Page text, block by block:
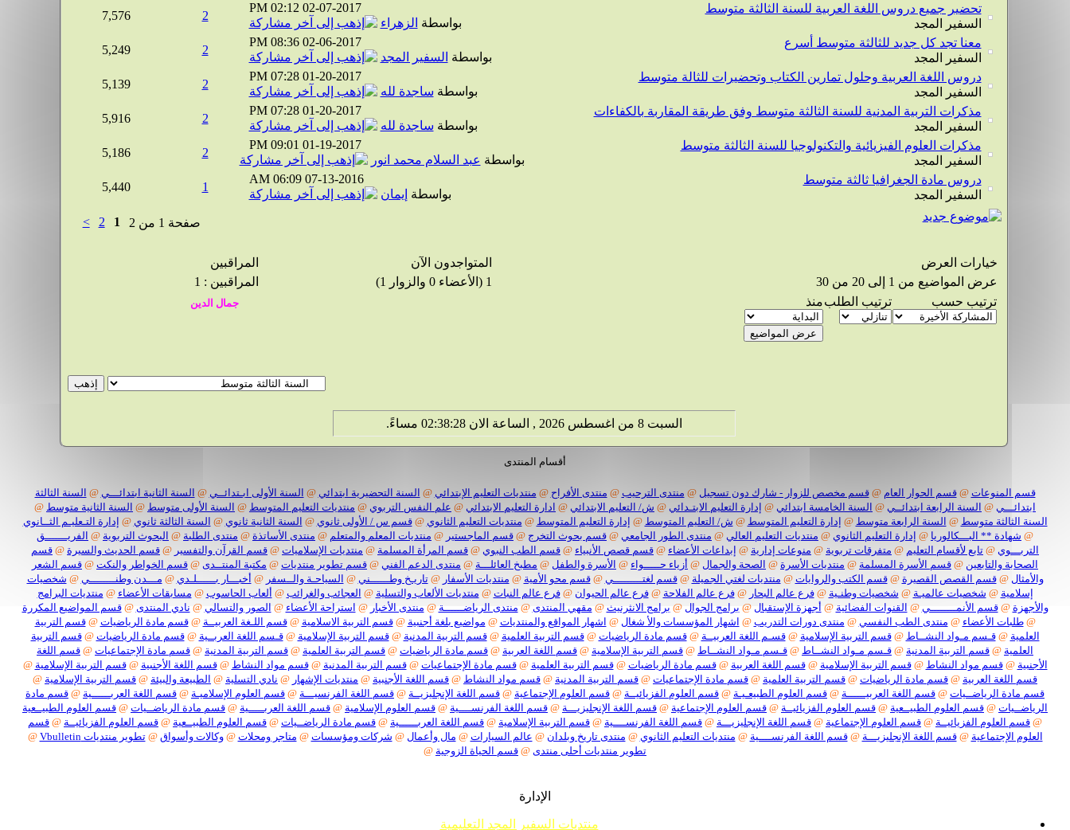
تحضير جميع دروس اللغة العربية للسنة الثالثة متوسط
السفير المجد
02-07-2017
02:12 PM
بواسطة الزهراء
2
7,576
معنا تجد كل جديد للثالثة متوسط أسرع
السفير المجد
02-06-2017
08:36 PM
بواسطة السفير المجد
2
5,249
دروس اللغة العربية وحلول تمارين الكتاب وتحضيرات للثالة متوسط
السفير المجد
01-20-2017
07:28 PM
بواسطة ساجدة لله
2
5,139
مذكرات التربية المدنية للسنة الثالثة متوسط وفق طريقة المقاربة بالكفاءات
السفير المجد
01-20-2017
07:28 PM
بواسطة ساجدة لله
2
5,916
مذكرات العلوم الفيزيائية والتكنولوجيا للسنة الثالثة متوسط
السفير المجد
01-19-2017
09:01 PM
بواسطة عبد السلام محمد انور
2
5,186
دروس مادة الجغرافيا ثالثة متوسط
السفير المجد
07-13-2016
06:09 AM
بواسطة إيمان
1
5,440
صفحة 1 من 2 1
2
>
خيارات العرض المتواجدون الآن
المراقبين
عرض المواضيع من 1 إلى 20 من 30
1 (الأعضاء 0 والزوار 1)
المراقبين : 1
ترتيب حسب
ترتيب الطلبمنذ
السبت 8 من اغسطس 2026 , الساعة الان 02:38:29 مساءً.
أقسام المنتدى
قسم المنوعات @قسم الحوار العام @قسم مخصص للزوار - شارك دون تسجيل @ منتدى الترحيب @ منتدى الأفراح @ منتديات التعليم الإبتدائي @ السنة التحضيرية ابتدائي @ السنة الأولى ابـتدائــي @ السنة الثانية ابتدائـــي @ السنة الثالثة
ابتدائـــي @ السنة الرابعة ابتدائــي @ السنة الخامسة ابتدائي @ إدارة التعليم الابتـدائي @ ش/ التعليم الابتدائي @ ادارة التعليم الابتدائي @ علم النفس التربوي @ منتديات التعليم المتوسط @ السنة الأولى متوسط @ السنة الثانية متوسط @
السنة الثالثة متوسط @ السنة الرابعة متوسط @ إدارة التعليم المتوسط @ ش/ التعليم المتوسط @ إدارة التعليم المتوسط @ منتديات التعليم الثانوي @قسم س / الأولى ثانوي @ السنة الثانية ثانوي @ السنة الثالثة ثانوي @ إدارة التـعليـم الثــانوي
@ شهادة ** البـــكالوريا @ إدارة التعليم الثانوي @ منتديات التعليم العالي @ منتدى الطور الجامعي @ قسم بحوث التخرج @ قسم الماجستير @ منتديات المعلم والمتعلم @ منتدى الأساتذة @ منتدى الطلبة @ البحوث التربوية @ الفريـــــــق
التربـــوي @ تابع لأقسام التعليم @ متفرقات تربوية @ منوعات إدارية @ إبداعات الأعضاء @ قسم قصص الأنبياء @ قسم الطب النبوي @ قسم المرأة المسلمة @ منتديات الإسلاميات @ قسم القرآن والتفسير @ قسم الحديث والسيرة @ قسم
الصحابة والتابعين @ قسم الأسرة المسلمة @ منتديات الأسرة @ الصحة والجمال @ أزياء حـــــواء @ الأسرة والطفل @ مطبخ العائلـــة @ منتدى الدعم الفني @ قسم تطوير منتديات @ مكتبة المنتــدى @ قسم الخواطر والنكت @ قسم الشعر
والأمثال @قسم القصص القصيرة @قسم الكتب والروايات @ منتديات لغتي الجميلة @قسم لغتـــــــــي @قسم محو الأمية @ منتديات الأسفار @تاريـخ وطــــــني @ السياحـة والــسفر @ أخبـــار بــــــلـدي @ مـــدن وطنــــــــي @ شخصيات
إسلامية @ شخصيات عالميـة @ شخصيات وطنـية @فرع عالم البحار @فرع عالم الفلاحة @فرع عالم الحيوان @فرع عالم النبات @ منتديات الألعاب والتسلية @ العجائب والغرائب @ ألعاب الحاسوب @ مسابقات الأعضاء @ منتديات البرامج
والأجهزة @قسم الأنمــــــــي @ القنوات الفضائية @ أجهزة الإستقبال @ برامج الجوال @ برامج الانثرنيث @ مقهي المنتدى @ منتدى الرياضــــــة @ منتدى الأخبار @ استراحة الأعضاء @ الصور والتسالي @ نادي المنتدى @قسم المواضيع المكررة
@طلبات الأعضاء @ منتدى الطب النفسي @ منتدى دورات التدريب @ اشهار المؤسسات والأ شغال @ اشهار المواقع والمنتديات @ مواضيع بلغة أجنبية @قسم التربية الاسلامية @قسم اللـغة العربيــة @قسم مادة الرياضيات @قسم التربية
العلمية @قـسم مـواد النشــاط @قسم التربية الإسلامية @قسـم اللغة العربيــة @قسم مادة الرياضيات @قسم التربية العلمية @قسم التربية المدنية @قسم التربية الإسلامية @قـسم اللغة العربــية @قسم مادة الرياضيات @قسم التربية
العلمية @ قسم التربية المدنية @ قـسم مـواد النشــاط @ قـسم مـواد النشــاط @ قسم التربية الإسلامية @ قسم اللغة العربية @ قسم مادة الرياضيات @ قسم التربية العلمية @ قسم التربية المدنية @ قسم مادة الإجتماعيات @ قسم اللغة
الأجنبية @قسم مواد النشاط @قسم التربية الإسلامية @قسم اللغة العربية @قسم مادة الرياضيات @قسم التربية العلمية @قسم مادة الإجتماعيات @قسم التربية المدنية @قسم مواد النشاط @قسم اللغة الأجنبية @قسم التربية الإسلامية @
قسم اللغة العربية @ قسم مادة الرياضيات @ قسم التربية العلمية @ قسم مادة الإجتماعيات @ قسم التربية المدنية @ قسم مواد النشاط @ قسم اللغة الأجنبية @ منتديات الإشهار @ نادي التسلية @ الطبيعة والبيئة @ قسم التربية الإسلامية @
قسم مادة الرياضــيات @ قسم اللغة العربيــــــة @ قسم العلوم الطبيعـيـة @ قسم العلوم الفزيائيــة @ قسم العلوم الإجتماعية @ قسم اللغة الإنجليزيــة @ قسم اللغة الفرنسيـــة @ قسم العلوم الإسلاميـة @ قسم اللغة العربــــــية @ قسم مادة
الرياضــيات @ قسم العلوم الطبيــعية @ قسم العلوم الفزيائيــة @ قسم العلوم الإجتماعية @ قسم اللغة الإنجليزيـــة @ قسم اللغة الفرنســــية @ قسم العلوم الإسلامية @ قسم اللغة العربـــــية @ قسم مادة الرياضــيات @ قسم العلوم الطبيــعية
@ قسم العلوم الفزيائيــة @ قسم العلوم الإجتماعية @ قسم اللغة الإنجليزيـــة @ قسم اللغة الفرنســــية @ قسم التربية الإسلامية @ قسم اللغة العربــــــية @ قسم مادة الرياضــيات @ قسم العلوم الطبيــعية @ قسم العلوم الفزيائيــة @ قسم
العلوم الإجتماعية @قسم اللغة الإنجليزيـــة @قسم اللغة الفرنســــية @ منتديات التعليم الثانوي @ منتدى تاريخ وبلدان @ عالم السيارات @ مال وأعمال @ شركات ومؤسسات @ متاجر ومحلات @وكالات وأسواق @تطوير منتديات Vbulletin
@
تطوير منتديات أحلى منتدى @ قسم الحياة الزوجية @
الإدارة
منتديات السفير المجد التعليمية